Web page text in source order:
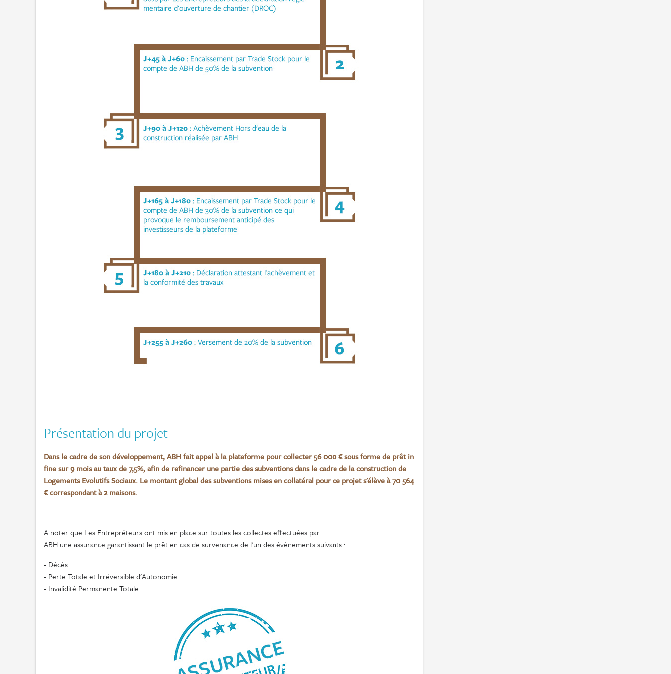
Présentation du projet
Dans le cadre de son développement, ABH fait appel à la plateforme pour collecter 56 000 € sous forme de prêt in
fine sur 9 mois au taux de 7,5%, afin de refinancer une partie des subventions dans le cadre de la construction de
Logements Evolutifs Sociaux. Le montant global des subventions mises en collatéral pour ce projet s'élève à 70 564
€ correspondant à 2 maisons.
A noter que Les Entreprêteurs ont mis en place sur toutes les collectes effectuées par
ABH une assurance garantissant le prêt en cas de survenance de l'un des évènements suivants :
- Décès
- Perte Totale et Irréversible d'Autonomie
- Invalidité Permanente Totale